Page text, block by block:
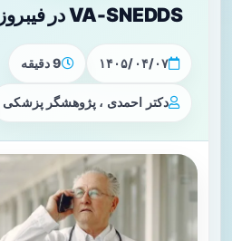
VA‑SNEDDS در فیبروز کبدی
۱۴۰۵/۰۴/۰۷ 9 دقیقه
دکتر احمدی ، پژوهشگر پزشکی